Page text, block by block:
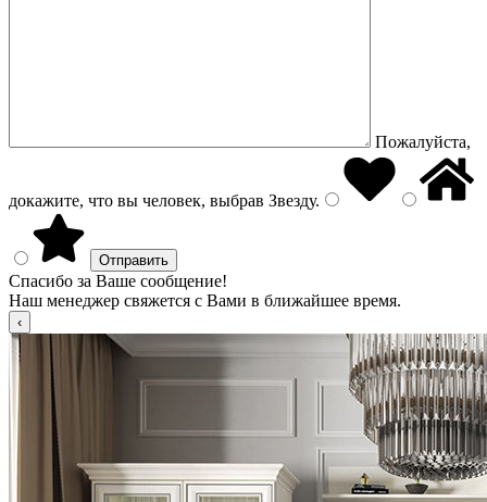
Пожалуйста,
докажите, что вы человек, выбрав Звезду.
Спасибо за Ваше сообщение!
Наш менеджер свяжется с Вами в ближайшее время.